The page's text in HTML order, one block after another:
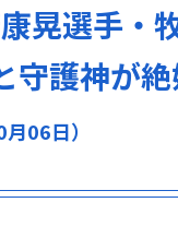
晃選手・
守護神が
06日）